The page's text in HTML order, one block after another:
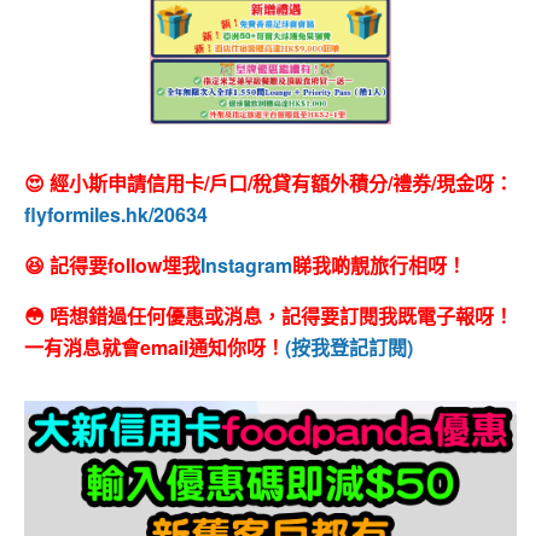
😍 經小斯申請信用卡/戶口/稅貸有額外積分/禮券/現金呀：
flyformiles.hk/20634
😆 記得要follow埋我Instagram睇我啲靚旅行相呀！
😳 唔想錯過任何優惠或消息，記得要訂閱我既電子報呀！
一有消息就會email通知你呀！ (按我登記訂閱)